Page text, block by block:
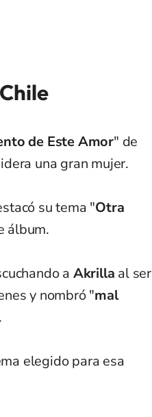
de Este Amor" de
una gran mujer.
su tema "Otra
álbum.
a Akrilla al ser
y nombró "mal
.
elegido para esa